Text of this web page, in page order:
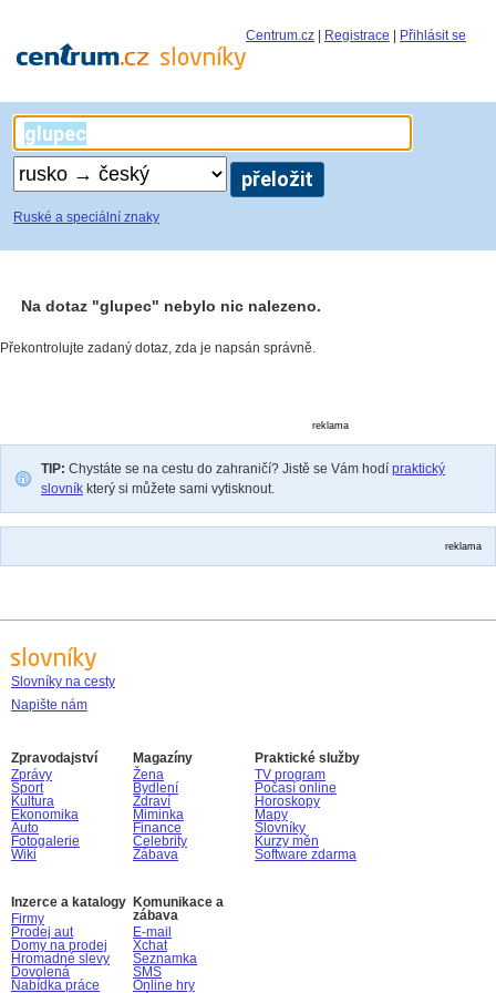
Centrum.cz Registrace Přihlásit se
Ruské a speciální znaky
Na dotaz "glupec" nebylo nic nalezeno.
Překontrolujte zadaný dotaz, zda je napsán správně.
reklama
TIP: Chystáte se na cestu do zahraničí? Jistě se Vám hodí praktický
slovník který si můžete sami vytisknout.
reklama
Slovníky na cesty
Napište nám
Zpravodajství
Zprávy
Sport
Kultura
Ekonomika
Auto
Fotogalerie
Wiki
Magazíny
Žena
Bydlení
Zdraví
Miminka
Finance
Celebrity
Zábava
Praktické služby
TV program
Počasí online
Horoskopy
Mapy
Slovníky
Kurzy měn
Software zdarma
Inzerce a katalogy
Firmy
Prodej aut
Domy na prodej
Hromadné slevy
Dovolená
Nabídka práce
Komunikace a
zábava
E-mail
Xchat
Seznamka
SMS
Online hry